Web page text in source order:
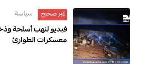
غير صحيح سياسة
فيديو لنهب أسلحة
معسكرات الطوارئ